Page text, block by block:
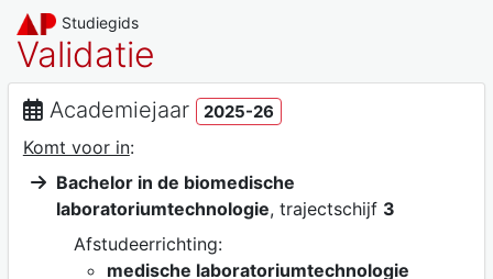
Studiegids
Validatie
Academiejaar 2025-26
Komt voor in:
Bachelor in de biomedische
laboratoriumtechnologie, trajectschijf 3
Afstudeerrichting:
medische laboratoriumtechnologie